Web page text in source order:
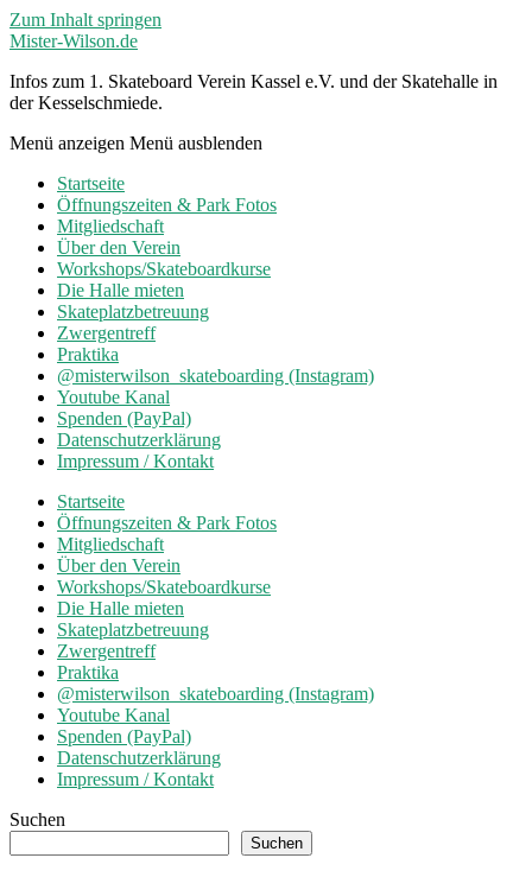
Zum Inhalt springen
Mister-Wilson.de
Infos zum 1. Skateboard Verein Kassel e.V. und der Skatehalle in
der Kesselschmiede.
Menü anzeigen Menü ausblenden
Startseite
Öffnungszeiten & Park Fotos
Mitgliedschaft
Über den Verein
Workshops/Skateboardkurse
Die Halle mieten
Skateplatzbetreuung
Zwergentreff
Praktika
@misterwilson_skateboarding (Instagram)
Youtube Kanal
Spenden (PayPal)
Datenschutzerklärung
Impressum / Kontakt
Startseite
Öffnungszeiten & Park Fotos
Mitgliedschaft
Über den Verein
Workshops/Skateboardkurse
Die Halle mieten
Skateplatzbetreuung
Zwergentreff
Praktika
@misterwilson_skateboarding (Instagram)
Youtube Kanal
Spenden (PayPal)
Datenschutzerklärung
Impressum / Kontakt
Suchen
Suchen